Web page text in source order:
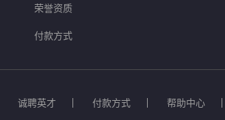
荣誉资质
付款方式
诚聘英才 付款方式 帮助中心